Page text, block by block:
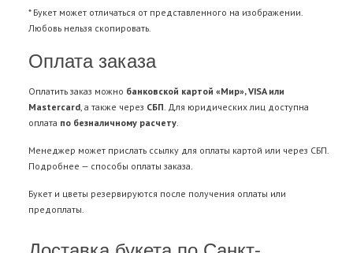
* Букет может отличаться от представленного на изображении.
Любовь нельзя скопировать.
Оплата заказа
Оплатить заказ можно банковской картой «Мир», VISA или
Mastercard, а также через СБП. Для юридических лиц доступна
оплата по безналичному расчету.
Менеджер может прислать ссылку для оплаты картой или через СБП.
Подробнее — способы оплаты заказа.
Букет и цветы резервируются после получения оплаты или
предоплаты.